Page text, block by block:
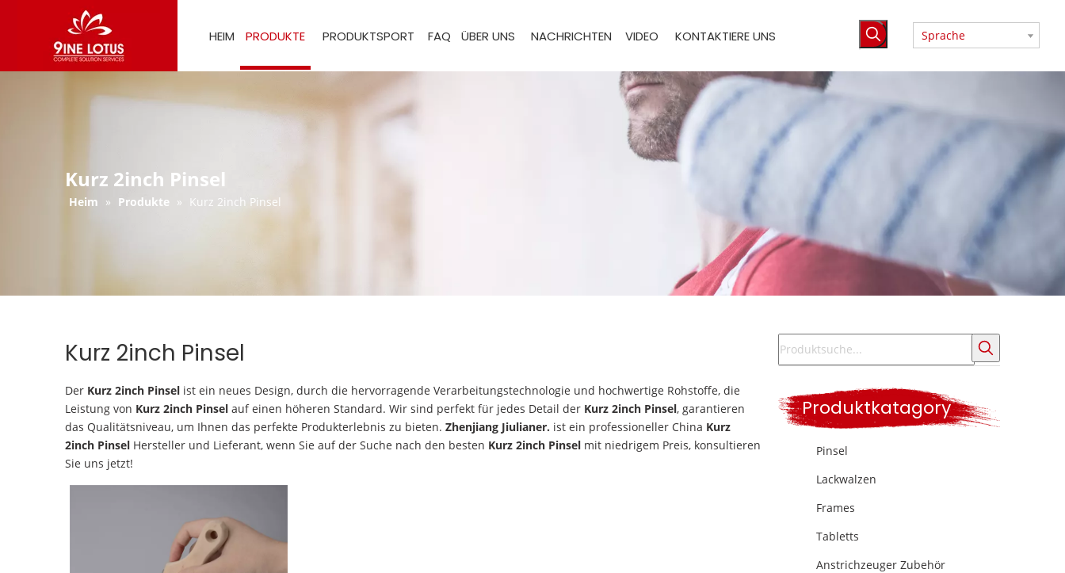
HEIM PRODUKTE PRODUKTSPORT FAQ ÜBER UNS NACHRICHTEN VIDEO KONTAKTIERE UNS Sprache
Kurz 2inch Pinsel
Heim » Produkte » Kurz 2inch Pinsel
Kurz 2inch Pinsel
Der Kurz 2inch Pinsel ist ein neues Design, durch die hervorragende Verarbeitungstechnologie und hochwertige Rohstoffe, die
Leistung von Kurz 2inch Pinsel auf einen höheren Standard. Wir sind perfekt für jedes Detail der Kurz 2inch Pinsel, garantieren
das Qualitätsniveau, um Ihnen das perfekte Produkterlebnis zu bieten. Zhenjiang Jiulianer. ist ein professioneller China Kurz
2inch Pinsel Hersteller und Lieferant, wenn Sie auf der Suche nach den besten Kurz 2inch Pinsel mit niedrigem Preis, konsultieren
Sie uns jetzt!
Produktkatagory
Pinsel
Lackwalzen
Frames
Tabletts
Anstrichzeuger Zubehör